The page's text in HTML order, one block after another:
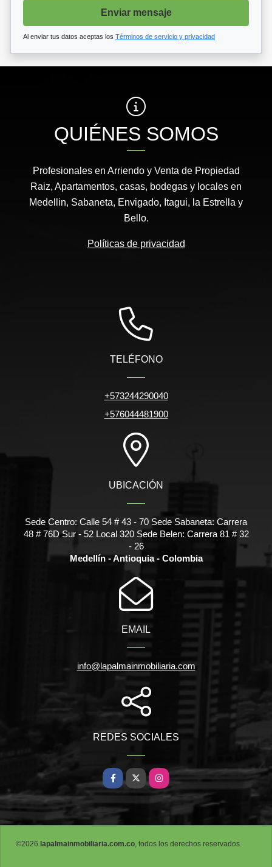
Enviar mensaje
Al enviar tus datos aceptas los Términos de servicio y privacidad
QUIÉNES SOMOS
Profesionales en Arriendo y Venta de Propiedad
Raiz, Apartamentos, casas, bodegas y locales en
Medellin, Sabaneta, Envigado, Itagui, la Estrella y
Bello.
Políticas de privacidad
TELÉFONO
+573244290040
+576044481900
UBICACIÓN
Sede Centro: Calle 54 # 43 - 70 Sede Sabaneta: Carrera
48 # 76D Sur - 52 Local 320 Sede Belen: Carrera 81 # 32
- 26
Medellín - Antioquia - Colombia
EMAIL
info@lapalmainmobiliaria.com
REDES SOCIALES
Facebook
X Instagram
©2026 lapalmainmobiliaria.com.co, todos los derechos reservados.